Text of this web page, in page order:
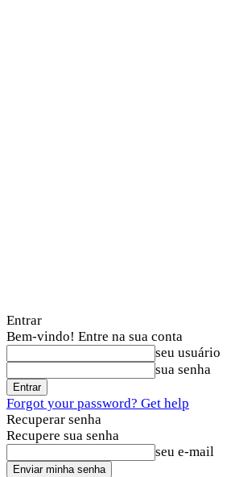
Entrar
Bem-vindo! Entre na sua conta
seu usuário
sua senha
Forgot your password? Get help
Recuperar senha
Recupere sua senha
seu e-mail